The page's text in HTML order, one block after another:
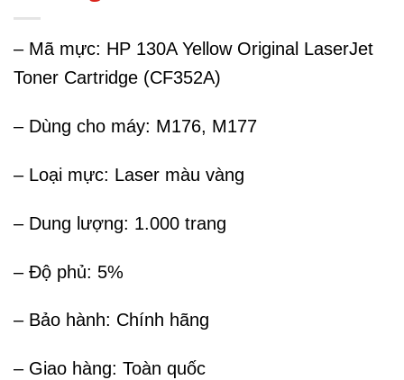
– Mã mực: HP 130A Yellow Original LaserJet
Toner Cartridge (CF352A)
– Dùng cho máy: M176, M177
– Loại mực: Laser màu vàng
– Dung lượng: 1.000 trang
– Độ phủ: 5%
– Bảo hành: Chính hãng
– Giao hàng: Toàn quốc